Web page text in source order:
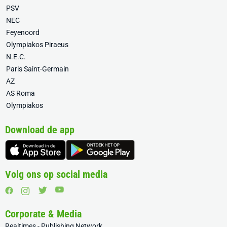
PSV
NEC
Feyenoord
Olympiakos Piraeus
N.E.C.
Paris Saint-Germain
AZ
AS Roma
Olympiakos
Download de app
Volg ons op social media
Corporate & Media